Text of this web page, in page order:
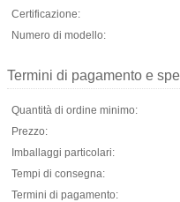
Certificazione:
Numero di modello:
Termini di pagamento e
Quantità di ordine minimo:
Prezzo:
Imballaggi particolari:
Tempi di consegna:
Termini di pagamento: